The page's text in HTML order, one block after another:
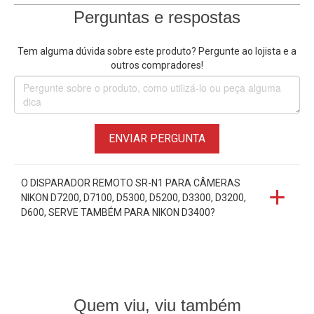
Perguntas e respostas
Tem alguma dúvida sobre este produto? Pergunte ao lojista e a
outros compradores!
ENVIAR PERGUNTA
O DISPARADOR REMOTO SR-N1 PARA CÂMERAS
NIKON D7200, D7100, D5300, D5200, D3300, D3200,
D600, SERVE TAMBÉM PARA NIKON D3400?
Quem viu, viu também